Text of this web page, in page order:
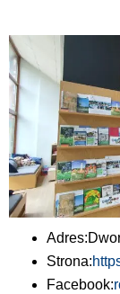
Adres:
Strona:
Facebook: